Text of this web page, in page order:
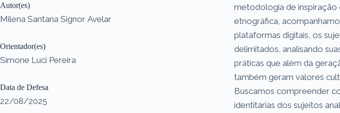
Autor(es)
Milena Santana Signor Avelar
Orientador(es)
Simone Luci Pereira
Data de Defesa
22/08/2025
metodologia de inspiração
etnográfica,
plataformas digitais, os
delimitados, analisando
práticas que além da
também geram valores
Buscamos compreender
identitárias dos sujeitos